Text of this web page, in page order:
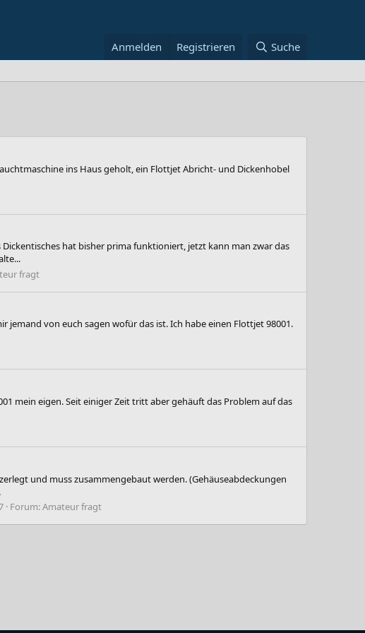
Anmelden Registrieren Suche
ins Haus geholt, ein Flottjet Abricht- und Dickenhobel
hat bisher prima funktioniert, jetzt kann man zwar das
fragt
von euch sagen wofür das ist. Ich habe einen Flottjet 98001.
mein eigen. Seit einiger Zeit tritt aber gehäuft das Problem auf das
und muss zusammengebaut werden. (Gehäuseabdeckungen
Forum:Amateur fragt